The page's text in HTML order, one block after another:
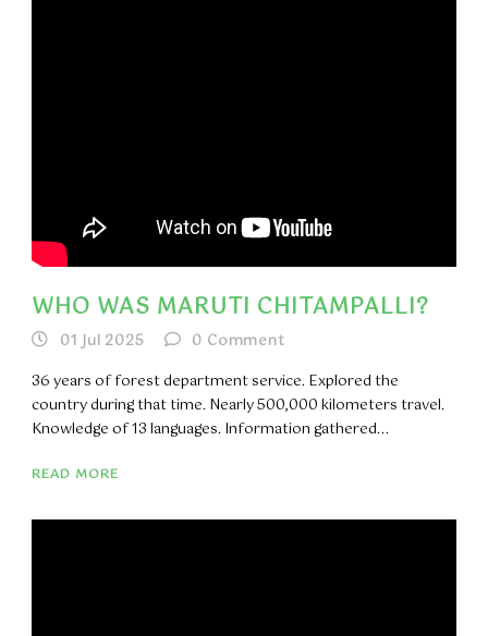
WHO WAS MARUTI CHITAMPALLI?
01 Jul 2025 0 Comment
36 years of forest department service. Explored the
country during that time. Nearly 500,000 kilometers travel.
Knowledge of 13 languages. Information gathered...
READ MORE